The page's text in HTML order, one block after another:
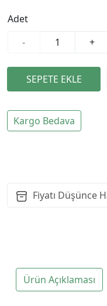
Adet
-
+
Kargo Bedava
Fiyatı Düşünce
Ürün Açıklaması